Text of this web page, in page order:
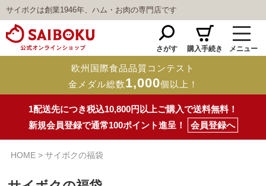
サイボクは創業1946年、ハム・お肉の専門店です
さがす 購入手続き メニュー
欧州国際食品品質コンテスト
金メダル総数1,000個以上！
1配送先につき税込10,800円以上ご購入で送料無料！
新規会員登録で通常100ポイント進呈！
会員登録へ
HOME サイボクの福袋